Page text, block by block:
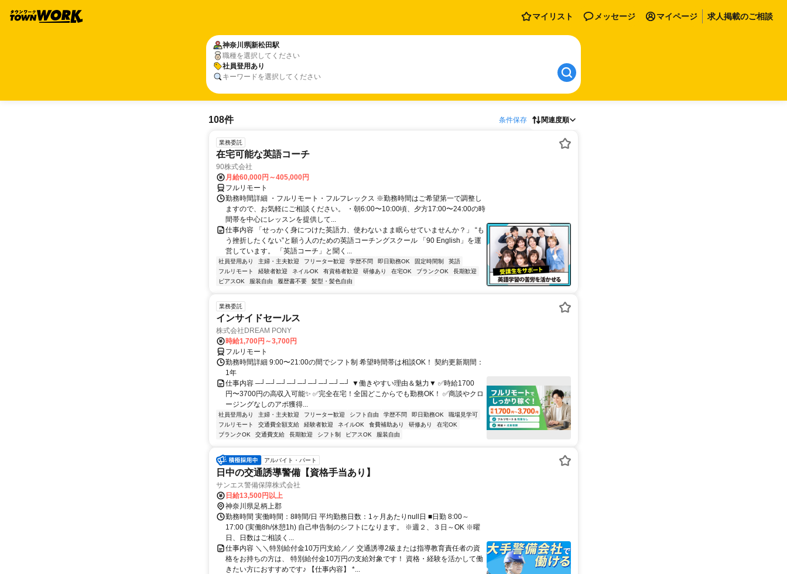
マイリスト メッセージ マイページ 求人掲載のご相談
神奈川県新松田駅
職種を選択してください
社員登用あり
キーワードを選択してください
108件 条件保存 関連度順
業務委託
在宅可能な英語コーチ
90株式会社
月給60,000円～405,000円
フルリモート
勤務時間詳細 ・フルリモート・フルフレックス ※勤務時間はご希望第一で調整し
ますので、お気軽にご相談ください。 ・朝6:00〜10:00頃、夕方17:00〜24:00の時
間帯を中心にレッスンを提供して...
仕事内容 「せっかく身につけた英語力、使わないまま眠らせていませんか？」 “も
う挫折したくない”と願う人のための英語コーチングスクール 「90 English」を運
営しています。 「英語コーチ」と聞く...
社員登用あり 主婦・主夫歓迎 フリーター歓迎 学歴不問 即日勤務OK 固定時間制
英語
フルリモート
経験者歓迎 ネイルOK 有資格者歓迎 研修あり 在宅OK ブランクOK
長期歓迎
ピアスOK
服装自由 履歴書不要 髪型・髪色自由
業務委託
インサイドセールス
株式会社DREAM PONY
時給1,700円～3,700円
フルリモート
勤務時間詳細 9:00〜21:00の間でシフト制 希望時間帯は相談OK！ 契約更新期間：
1年
仕事内容 ─┘─┘─┘─┘─┘─┘─┘─┘─┘ ▼働きやすい理由＆魅力▼ ✅時給1700
円〜3700円の高収入可能✨ ✅完全在宅！全国どこからでも勤務OK！ ✅商談やクロ
ージングなしのアポ獲得...
社員登用あり 主婦・主夫歓迎 フリーター歓迎 シフト自由 学歴不問 即日勤務OK
職場見学可
フルリモート
交通費全額支給 経験者歓迎 ネイルOK 食費補助あり 研修あり
在宅OK
ブランクOK
交通費支給 長期歓迎 シフト制 ピアスOK 服装自由
アルバイト・パート
日中の交通誘導警備【資格手当あり】
サンエス警備保障株式会社
日給13,500円以上
神奈川県足柄上郡
勤務時間 実働時間：8時間/日 平均勤務日数：1ヶ月あたりnull日 ■日勤 8:00～
17:00 (実働8h/休憩1h) 自己申告制のシフトになります。 ※週２、３日～OK ※曜
日、日数はご相談く...
仕事内容 ＼＼特別給付金10万円支給／／ 交通誘導2級または指導教育責任者の資
格をお持ちの方は、 特別給付金10万円の支給対象です！ 資格・経験を活かして働
きたい方におすすめです♪ 【仕事内容】 *...